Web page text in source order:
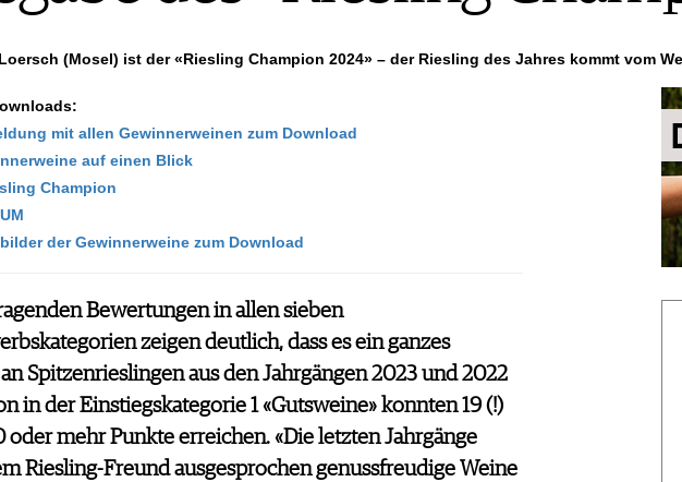
(Mosel) istder«Riesling Champion 2024» – der Riesling des Jahres kommt vom
mit allen Gewinnerweinen zum Download
auf einen Blick
Champion
der Gewinnerweine zum Download
Bewertungen in allen sieben
zeigen deutlich, dass es ein ganzes
Spitzenrieslingen aus den Jahrgängen 2023 und 2022
in der Einstiegskategorie 1 «Gutsweine» konnten 19 (!)
oder mehr Punkte erreichen. «Die letzten Jahrgänge
Riesling-Freund ausgesprochen genussfreudige Weine